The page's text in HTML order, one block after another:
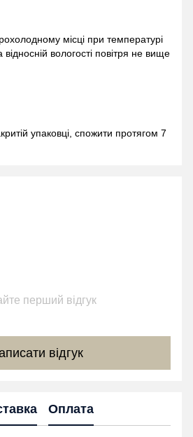
місці при температурі
відносній вологості повітря не вище
упаковці, спожити протягом 7
перший відгук
відгук
Оплата